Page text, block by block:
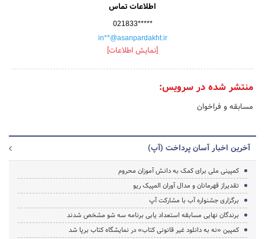
اطلاعات تماس
021833*****
in**@asanpardakht.ir
[نمایش اطلاعات]
منتشر شده در سرویس:
مسابقه و فراخوان
آخرین اخبار آسان پرداخت (آپ)
کمپینی ملی برای کمک به دانش آموزان محروم
تقدیراز قهرمانان و مدال آوران المپیک ریو
برگزاری جشنواره آب با مشارکت آپ
برندگان نهایی مسابقه استعداد یابی برنامه سه شو مشخص شدند
کمپین «نه به دانلود غیر قانونی کتاب» در نمایشگاه کتاب برپا شد